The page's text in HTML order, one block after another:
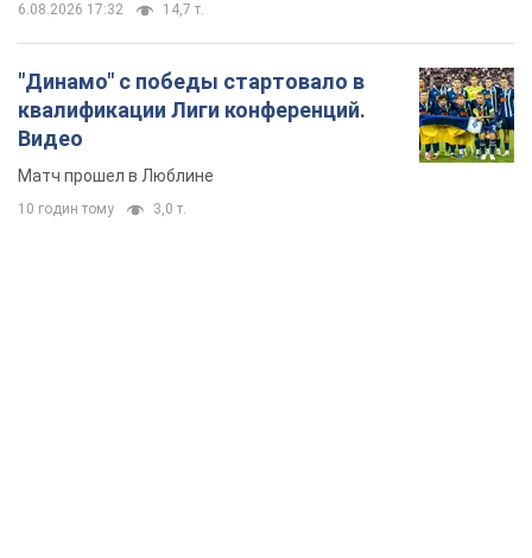
6.08.2026 17:32 14,7 т.
"Динамо" с победы стартовало в
квалификации Лиги конференций.
Видео
Матч прошел в Люблине
10 годин тому 3,0 т.